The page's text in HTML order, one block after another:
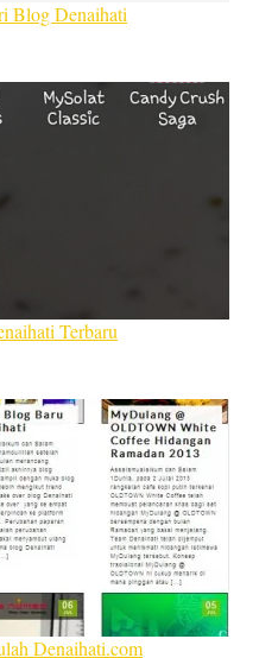
Blog Denaihati
Terbaru
Denaihati.com